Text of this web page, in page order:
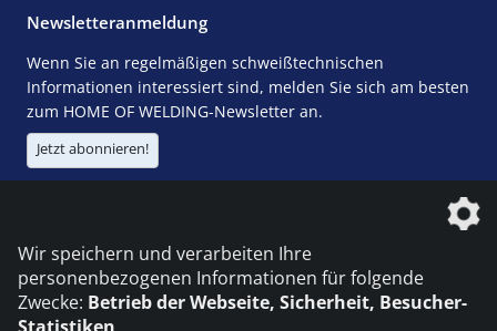
Newsletteranmeldung
Wenn Sie an regelmäßigen schweißtechnischen
Informationen interessiert sind, melden Sie sich am besten
zum HOME OF WELDING-Newsletter an.
Jetzt abonnieren!
Wir speichern und verarbeiten Ihre
personenbezogenen Informationen für folgende
Zwecke: Betrieb der Webseite, Sicherheit, Besucher-